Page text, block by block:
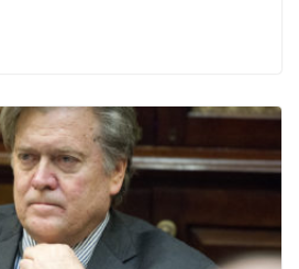
people who are left behind in
70-410 even hippie smile, put it so
face.The two Installing and
2012 broke up Microsoft 70-
with no result.She sat dead
Answersalone until late at night,
70-410 Real Questions